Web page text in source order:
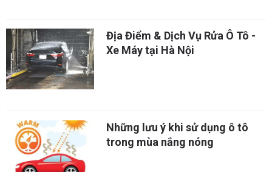
Địa Điểm & Dịch Vụ Rửa Ô Tô -
Xe Máy tại Hà Nội
Những lưu ý khi sử dụng ô tô
trong mùa nắng nóng